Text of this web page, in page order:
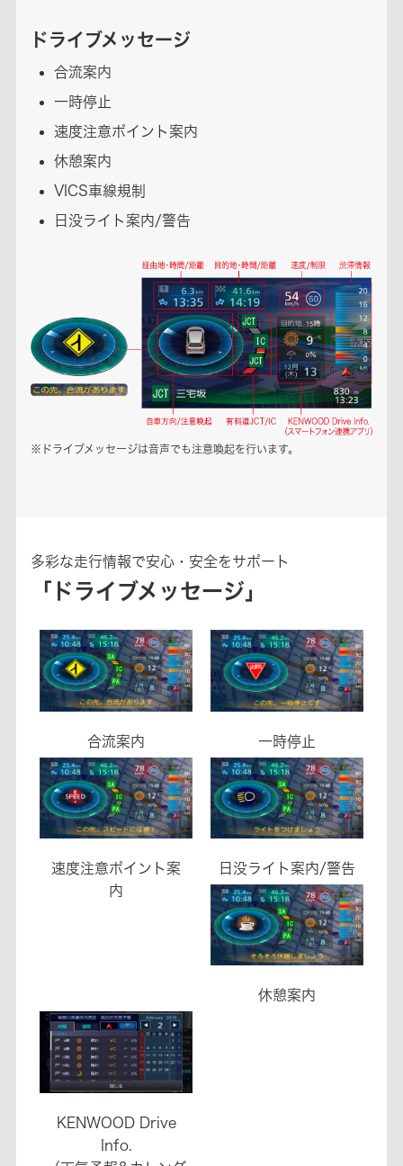
ドライブメッセージ
合流案内
一時停止
速度注意ポイント案内
休憩案内
VICS車線規制
日没ライト案内/警告
※ドライブメッセージは音声でも注意喚起を行います。
多彩な走行情報で安心・安全をサポート
「ドライブメッセージ」
合流案内 一時停止
速度注意ポイント案
内
日没ライト案内/警告
休憩案内
KENWOOD Drive
Info.